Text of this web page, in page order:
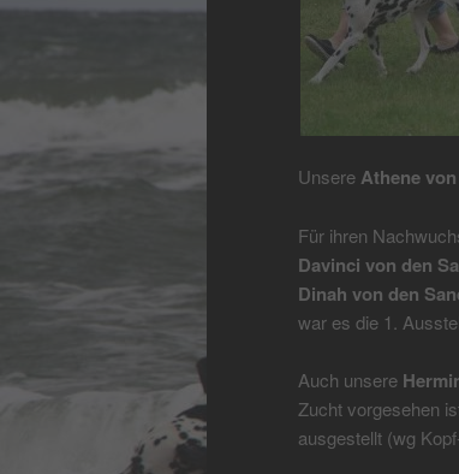
Unsere Athene
Für ihren
Davinci von den
Dinah von den
war es die 1.
Auch unsere
Zucht vorgesehen
ausgestellt (wg